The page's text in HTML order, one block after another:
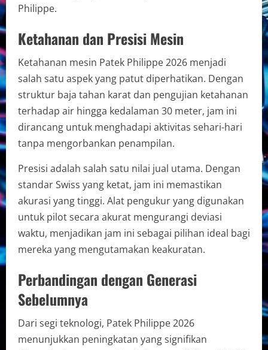
Philippe.
Ketahanan dan Presisi Mesin
Ketahanan mesin Patek Philippe 2026 menjadi
salah satu aspek yang patut diperhatikan. Dengan
struktur baja tahan karat dan pengujian ketahanan
terhadap air hingga kedalaman 30 meter, jam ini
dirancang untuk menghadapi aktivitas sehari-hari
tanpa mengorbankan penampilan.
Presisi adalah salah satu nilai jual utama. Dengan
standar Swiss yang ketat, jam ini memastikan
akurasi yang tinggi. Alat pengukur yang digunakan
untuk pilot secara akurat mengurangi deviasi
waktu, menjadikan jam ini sebagai pilihan ideal bagi
mereka yang mengutamakan keakuratan.
Perbandingan dengan Generasi
Sebelumnya
Dari segi teknologi, Patek Philippe 2026
menunjukkan peningkatan yang signifikan